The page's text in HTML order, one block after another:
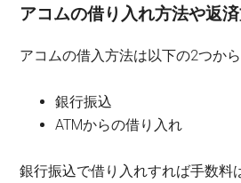
アコムの借り入れ方法や返
アコムの借入方法は以下の2つから
銀行振込
ATMからの借り入れ
銀行振込で借り入れすれば手数料